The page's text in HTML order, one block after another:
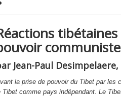
Jean-Paul
la prise de pouvoir du Tibet par les
Tibet comme pays indépendant. Le